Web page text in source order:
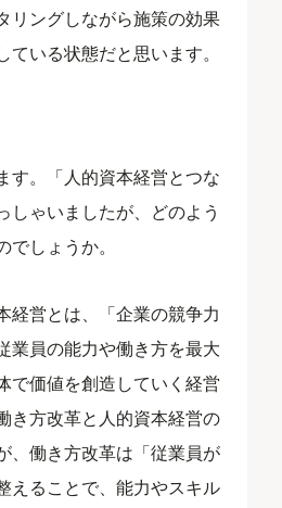
リングしながら施策の効果
ている状態だと思います。
す。「人的資本経営とつな
しゃいましたが、どのよう
しょうか。
経営とは、「企業の競争力
業員の能力や働き方を最大
で価値を創造していく経営
き方改革と人的資本経営の
、働き方改革は「従業員が
えることで、能力やスキル